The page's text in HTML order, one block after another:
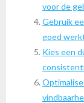
voor de
Gebruik
goed
Kies een